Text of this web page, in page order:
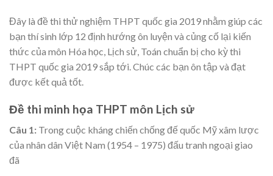
Đây là đề thi thử nghiệm THPT quốc gia 2019 nhằm giúp các
bạn thí sinh lớp 12 định hướng ôn luyện và củng cố lại kiến
thức của môn Hóa học, Lịch sử, Toán chuẩn bị cho kỳ thi
THPT quốc gia 2019 sắp tới. Chúc các bạn ôn tập và đạt
được kết quả tốt.
Đề thi minh họa THPT môn Lịch sử
Câu 1: Trong cuộc kháng chiến chống đế quốc Mỹ xâm lược
của nhân dân Việt Nam (1954 – 1975) đấu tranh ngoại giao
đã